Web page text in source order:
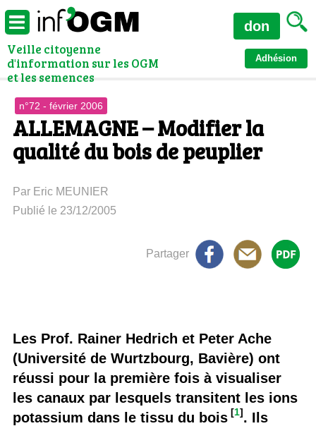
Veille citoyenne
d'information sur les OGM
et les semences
Adhésion
don
n°72 - février 2006
ALLEMAGNE – Modifier la
qualité du bois de peuplier
Par Eric MEUNIER
Publié le 23/12/2005
Partager
Les Prof. Rainer Hedrich et Peter Ache
(Université de Wurtzbourg, Bavière) ont
réussi pour la première fois à visualiser
les canaux par lesquels transitent les ions
potassium dans le tissu du bois [1]. Ils